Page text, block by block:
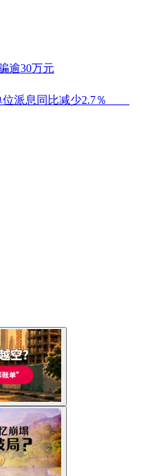
逾30万元
位派息同比减少2.7％